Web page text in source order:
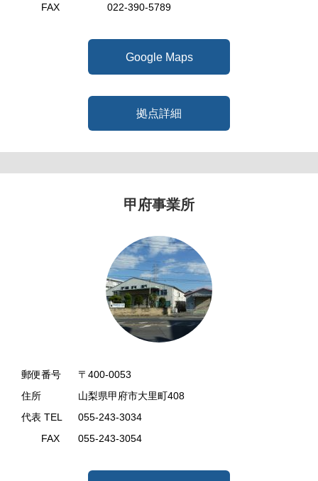
FAX
022-390-5789
Google Maps
拠点詳細
甲府事業所
郵便番号
〒400-0053
住所
山梨県甲府市大里町408
代表 TEL
055-243-3034
FAX
055-243-3054